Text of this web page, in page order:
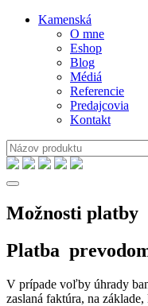
Kamenská
O mne
Eshop
Blog
Médiá
Referencie
Predajcovia
Kontakt
Možnosti platby
Platba
V prípade voľby úhrady
zaslaná faktúra, na